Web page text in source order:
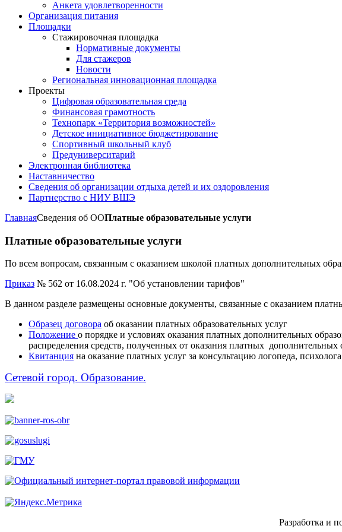
Анкета удовлетворенности
Организация питания
Площадки
Стажировочная площадка
Нормативные документы
Для стажеров
Новости
Региональная инновационная площадка
Проекты
Цифровая образовательная среда
Финансовая грамотность
Технопарк «Территория возможностей»
Детское инициативное бюджетирование
Спортивный школьный клуб
Предуниверситарий
Электронная библиотека
Наставничество
Сведения об организации отдыха детей и их оздоровления
Партнерство с НИУ ВШЭ
ГлавнаяСведения об ООПлатные образовательные услуги
Платные образовательные услуги
По всем вопросам, связанным с оказанием школой платных дополнительных
Приказ № 562 от 16.08.2024 г. "Об установлении тарифов"
В данном разделе размещены основные документы, связанные с оказанием
Образец договора об оказании платных образовательных услуг
Положение о порядке и условиях оказания платных дополнительных
распределения средств, полученных от оказания платных дополнительных
Квитанция на оказание платных услуг за консультацию логопеда, психолога
Сетевой город. Образование.
Разработка и